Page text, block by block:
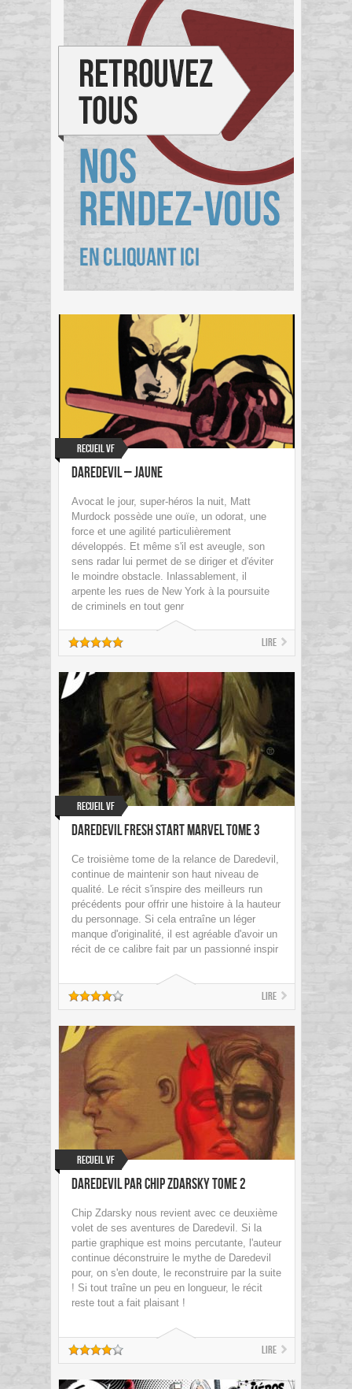
Recueil VF
Daredevil – Jaune
Avocat le jour, super-héros la nuit, Matt
Murdock possède une ouïe, un odorat, une
force et une agilité particulièrement
développés. Et même s'il est aveugle, son
sens radar lui permet de se diriger et d'éviter
le moindre obstacle. Inlassablement, il
arpente les rues de New York à la poursuite
de criminels en tout genr
Lire
Recueil VF
Daredevil Fresh Start Marvel Tome 3
Ce troisième tome de la relance de Daredevil,
continue de maintenir son haut niveau de
qualité. Le récit s'inspire des meilleurs run
précédents pour offrir une histoire à la hauteur
du personnage. Si cela entraîne un léger
manque d'originalité, il est agréable d'avoir un
récit de ce calibre fait par un passionné inspir
Lire
Recueil VF
Daredevil par Chip Zdarsky Tome 2
Chip Zdarsky nous revient avec ce deuxième
volet de ses aventures de Daredevil. Si la
partie graphique est moins percutante, l'auteur
continue déconstruire le mythe de Daredevil
pour, on s'en doute, le reconstruire par la suite
! Si tout traîne un peu en longueur, le récit
reste tout a fait plaisant !
Lire